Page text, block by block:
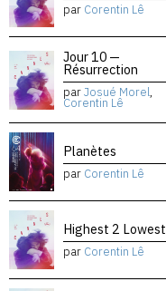
par Corentin Lê
Jour 10 —
Résurrection
parJosué Morel,
Corentin Lê
Planètes
par Corentin Lê
Highest 2 Lowest
par Corentin Lê